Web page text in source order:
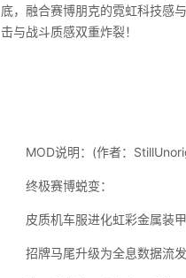
底，融合赛博朋克的霓虹科技感
击与战斗质感双重炸裂！
MOD说明：(作者：
终极赛博蜕变：
皮质机车服进化虹彩金属装甲
招牌马尾升级为全息数据流